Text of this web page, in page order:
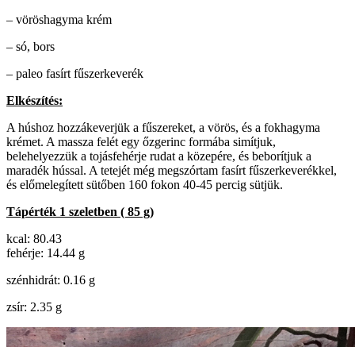
– vöröshagyma krém
– só, bors
– paleo fasírt fűszerkeverék
Elkészítés:
A húshoz hozzákeverjük a fűszereket, a vörös, és a fokhagyma
krémet. A massza felét egy őzgerinc formába simítjuk,
belehelyezzük a tojásfehérje rudat a közepére, és beborítjuk a
maradék hússal. A tetejét még megszórtam fasírt fűszerkeverékkel,
és előmelegített sütőben 160 fokon 40-45 percig sütjük.
Tápérték 1 szeletben ( 85 g)
kcal: 80.43
fehérje: 14.44 g
szénhidrát: 0.16 g
zsír: 2.35 g